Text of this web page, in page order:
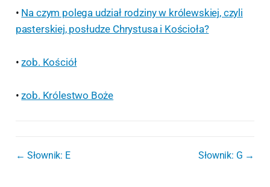
• Na czym polega udział rodziny w królewskiej, czyli
pasterskiej, posłudze Chrystusa i Kościoła?
•zob. Kościół
•zob. Królestwo Boże
← Słownik: E Słownik: G →